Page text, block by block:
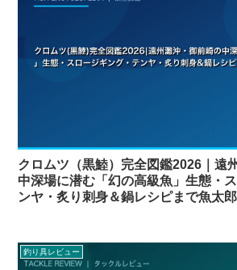
クロムツ（黒鯥）完全図鑑2026｜遠
中深場に潜む「幻の高級魚」生態・
ンヤ・炙り刺身＆鍋レシピまで魚太
釣り具レビュー